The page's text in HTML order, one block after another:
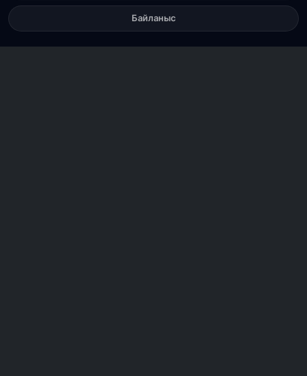
Байланыс